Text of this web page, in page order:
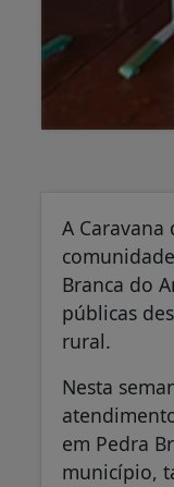
A
Branca do
públicas
rural.
Nesta
em Pedra
município,